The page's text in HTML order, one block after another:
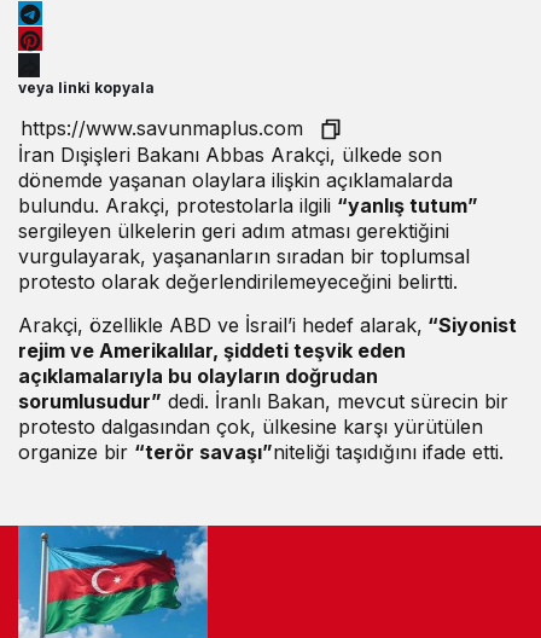
veya linki kopyala
İran Dışişleri Bakanı Abbas Arakçi, ülkede son
dönemde yaşanan olaylara ilişkin açıklamalarda
bulundu. Arakçi, protestolarla ilgili “yanlış tutum”
sergileyen ülkelerin geri adım atması gerektiğini
vurgulayarak, yaşananların sıradan bir toplumsal
protesto olarak değerlendirilemeyeceğini belirtti.
Arakçi, özellikle ABD ve İsrail’i hedef alarak, “Siyonist
rejim ve Amerikalılar, şiddeti teşvik eden
açıklamalarıyla bu olayların doğrudan
sorumlusudur” dedi. İranlı Bakan, mevcut sürecin bir
protesto dalgasından çok, ülkesine karşı yürütülen
organize bir “terör savaşı”niteliği taşıdığını ifade etti.